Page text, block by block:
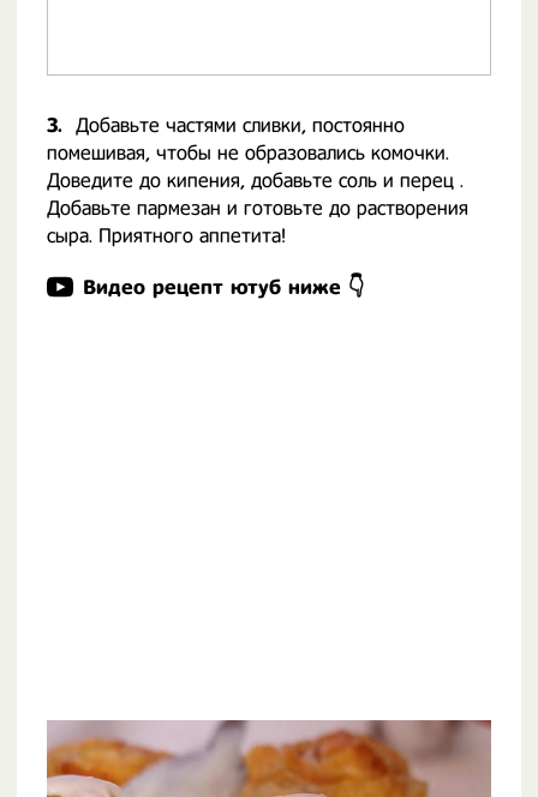
3. Добавьте частями сливки, постоянно
помешивая, чтобы не образовались комочки.
Доведите до кипения, добавьте соль и перец .
Добавьте пармезан и готовьте до растворения
сыра. Приятного аппетита!
Видео рецепт ютуб ниже 👇